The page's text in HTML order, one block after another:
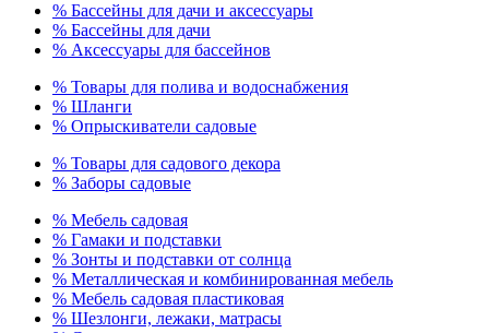
% Бассейны для дачи и аксессуары
% Бассейны для дачи
% Аксессуары для бассейнов
% Товары для полива и водоснабжения
% Шланги
% Опрыскиватели садовые
% Товары для садового декора
% Заборы садовые
% Мебель садовая
% Гамаки и подставки
% Зонты и подставки от солнца
% Металлическая и комбинированная мебель
% Мебель садовая пластиковая
% Шезлонги, лежаки, матрасы